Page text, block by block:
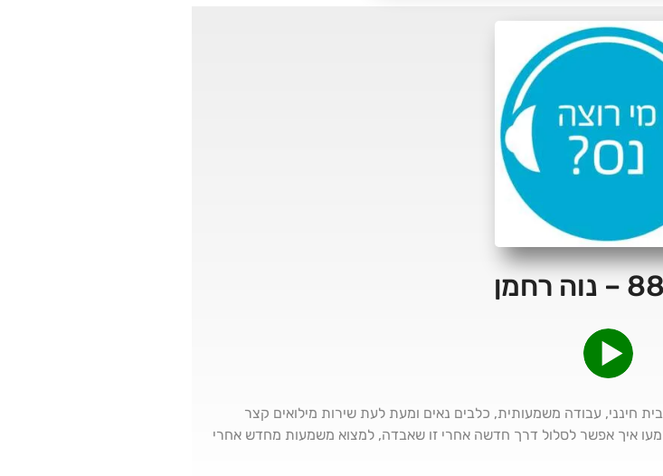
חינני, עבודה משמעותית, כלבים נאים ומעת לעת שירות מילואים קצר
איך אפשר לסלול דרך חדשה אחרי זו שאבדה, למצוא משמעות מחדש אחרי